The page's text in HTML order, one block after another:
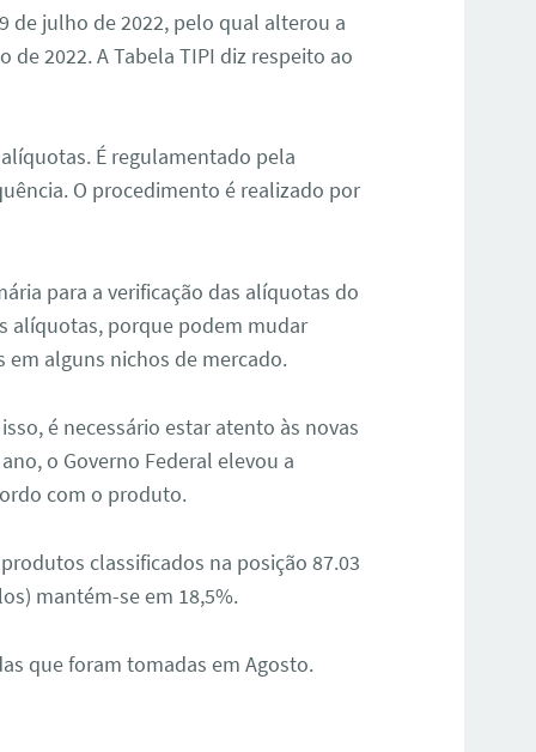
de julho de 2022, pelo qual alterou a
de 2022. A Tabela TIPI diz respeito ao
É regulamentado pela
O procedimento é realizado por
para a verificação das alíquotas do
alíquotas, porque podem mudar
alguns nichos de mercado.
é necessário estar atento às novas
o Governo Federal elevou a
com o produto.
classificados na posição 87.03
mantém-se em 18,5%.
que foram tomadas em Agosto.